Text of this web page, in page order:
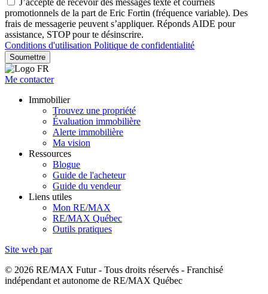
J’accepte de recevoir des messages texte et courriels
promotionnels de la part de Eric Fortin (fréquence variable). Des
frais de messagerie peuvent s’appliquer. Réponds AIDE pour
assistance, STOP pour te désinscrire.
Conditions d'utilisation Politique de confidentialité
Soumettre
Me contacter
Immobilier
Trouvez une propriété
Évaluation immobilière
Alerte immobilière
Ma vision
Ressources
Blogue
Guide de l'acheteur
Guide du vendeur
Liens utiles
Mon RE/MAX
RE/MAX Québec
Outils pratiques
Site web par
© 2026 RE/MAX Futur - Tous droits réservés - Franchisé
indépendant et autonome de RE/MAX Québec